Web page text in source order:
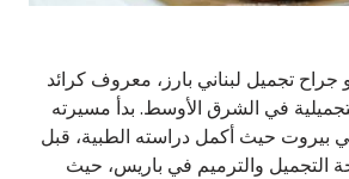
تجميل لبناني بارز، معروف كرائد
في الشرق الأوسط. بدأ مسيرته
في بيروت حيث أكمل دراسته الطبية، قبل
والترميم في باريس، حيث